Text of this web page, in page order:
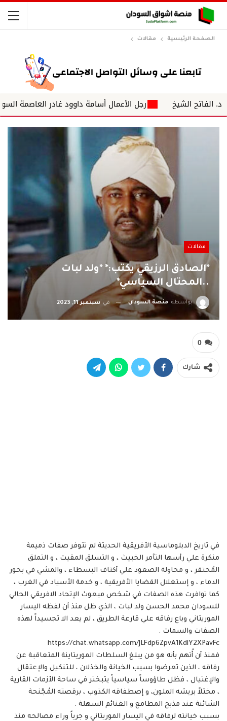
الصفحة الرئيسية مقالات
رجل الأعمال أسامة داوود غادر العاصمة السودانية
مقالات
*الصادق الرزيقي يكتب:* *ولد لبات
..المحتال السياسي*
بواسطة منصة السودان في سبتمبر 11, 2023
0
شارك
في تاريخ الدبلوماسية الأفريقية الحديثة لم تتوفر صفات ذميمة
منكرة علي رأسها التآمر الخبيث ، و التسلق المقيت ، و التملق
المُحتقر ، و محاولة الصعود علي أكتاف البسطاء ، والمشي في بحور
الدماء ، و إستغلال القضايا الأفريقية ، و خدمة الأسياد في الغرب ،
كما توافرت هذه الصفات في شخص مبعوث الإتحاد الافريقي الحالي
للسودان محمد الحسن ولد لبات ، الذي ظل منذ أن لفظه اليسار
الموريتاني وباع رفاقه علي قارعة الطريق ، لم يعد الا تجسيداً لهذه
الصفات والسمات .
https://chat.whatsapp.com/JLFdp6ZpvA1KdlY2XPavFc
فمنذ أن أُتهم بأنه هو من يبلغ السلطات الموريتاينة المتعاقبة عن
رفاقه ، الذين تعرضوا بسبب الخيانة والخذلان ، للتنكيل والإعتقال
والإغتيال ، فظل طاؤوساً سياسياً يتبختر في ساحة الأزمات القارية
، مختلاً بريشه الملون، و إصطفاقه الكذوب ، برقصته المُجّنحة
الشائنة عند مذبح المطامع و الغنائم السهلة .
بسبب خيانته لرفاقه في اليسار الموريتاني و جرياً وراء مصالحه منذ